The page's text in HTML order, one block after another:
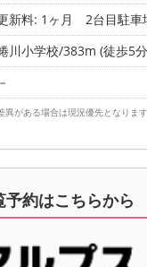
新料: 1ヶ月
2台目駐車
川小学校/383m (徒歩5
－
がある場合は現況優先となります
予約はこちらから